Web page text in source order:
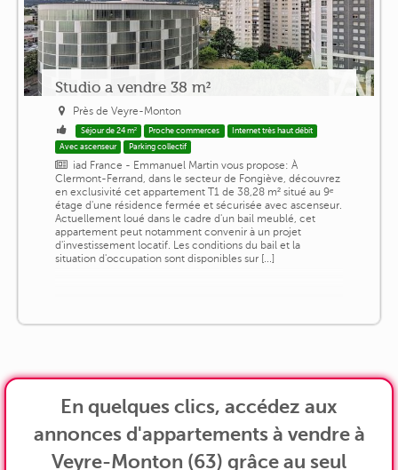
Studio a vendre 38 m²
Près de Veyre-Monton
Séjour de 24 m² Proche commerces
Internet très haut débit
Avec ascenseur
Parking collectif
iad France - Emmanuel Martin vous propose: À
Clermont-Ferrand, dans le secteur de Fongiève, découvrez
en exclusivité cet appartement T1 de 38,28 m² situé au 9ᵉ
étage d'une résidence fermée et sécurisée avec ascenseur.
Actuellement loué dans le cadre d'un bail meublé, cet
appartement peut notamment convenir à un projet
d'investissement locatif. Les conditions du bail et la
situation d'occupation sont disponibles sur [...]
En quelques clics, accédez aux
annonces d'appartements à vendre à
Veyre-Monton (63) grâce au seul